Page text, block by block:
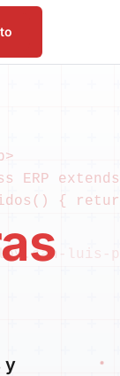
ERP
{
luis-
y